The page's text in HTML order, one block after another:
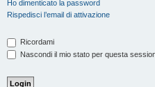
Ho dimenticato la password
Rispedisci l’email di attivazione
Ricordami
Nascondi il mio stato per questa